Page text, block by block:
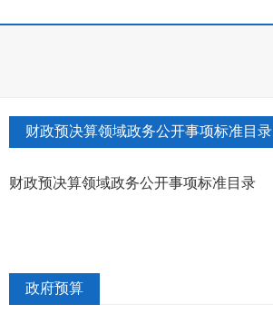
财政预决算领域政务公开事项标准目录
财政预决算领域政务公开事项标准目录
政府预算